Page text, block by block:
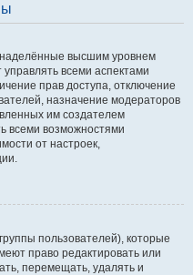
высшим уровнем
всеми аспектами
прав доступа, отключение
назначение модераторов
им создателем
всеми возможностями
от настроек,
пользователей), которые
право редактировать или
перемещать, удалять и